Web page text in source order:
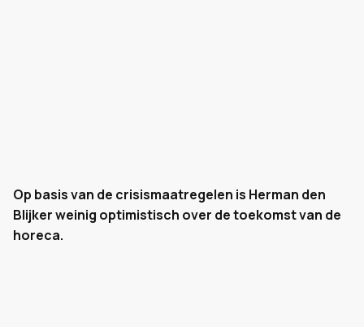
Op basis van de crisismaatregelen is Herman den
Blijker weinig optimistisch over de toekomst van de
horeca.